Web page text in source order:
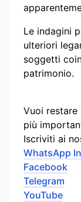
Le indagini
ulteriori
soggetti
patrimonio.
Vuoi
più
Iscriviti ai
WhatsApp
Facebook
Telegram
YouTube